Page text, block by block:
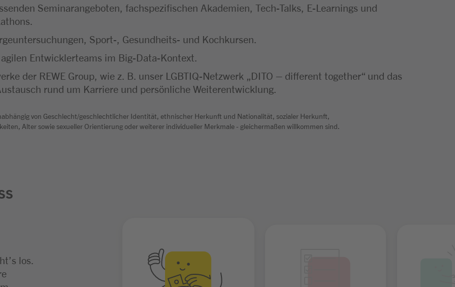
Seminarangeboten, fachspezifischen Akademien, Tech-Talks, E-Learnings und
Sport-, Gesundheits- und Kochkursen.
Entwicklerteams im Big-Data-Kontext.
der REWE Group, wie z. B. unser LGBTIQ-Netzwerk „DITO – different together“ und das
rund um Karriere und persönliche Weiterentwicklung.
von Geschlecht/geschlechtlicher Identität, ethnischer Herkunft und Nationalität, sozialer Herkunft,
Alter sowie sexueller Orientierung oder weiterer individueller Merkmale - gleichermaßen willkommen sind.
los.ist wir
wir dich
nach